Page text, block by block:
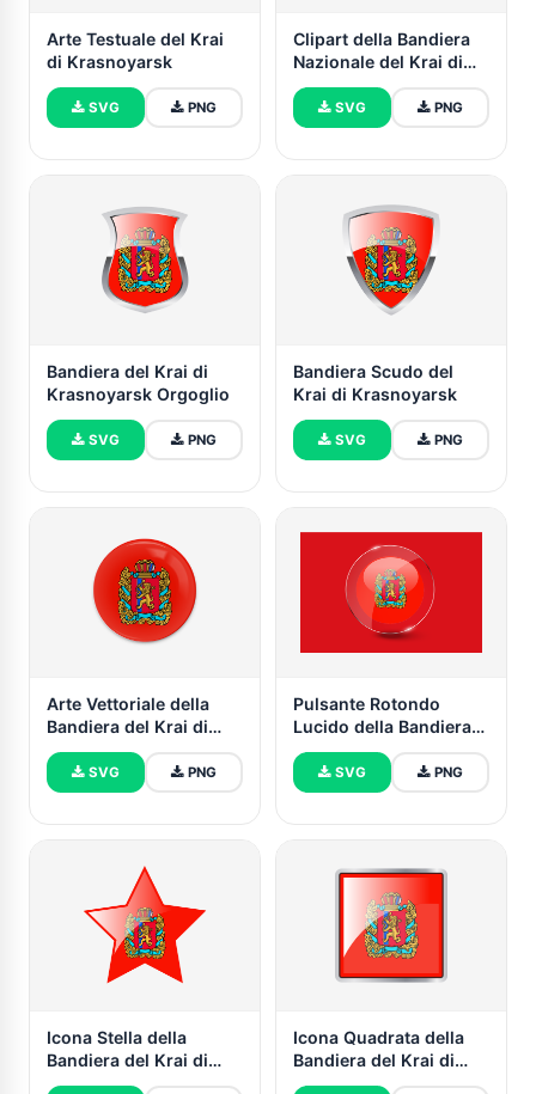
Arte Testuale del Krai
di Krasnoyarsk
SVG PNG
Clipart della Bandiera
Nazionale del Krai di
Krasnoyarsk
SVG PNG
Bandiera del Krai di
Krasnoyarsk Orgoglio
SVG PNG
Bandiera Scudo del
Krai di Krasnoyarsk
SVG PNG
Arte Vettoriale della
Bandiera del Krai di
Krasnoyarsk
SVG PNG
Pulsante Rotondo
Lucido della Bandiera
del Krai di Krasnoyarsk
SVG PNG
Icona Stella della
Bandiera del Krai di
Krasnoyarsk
Icona Quadrata della
Bandiera del Krai di
Krasnoyarsk